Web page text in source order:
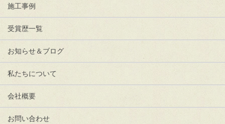
施工事例
受賞歴一覧
お知らせ＆ブログ
私たちについて
会社概要
お問い合わせ